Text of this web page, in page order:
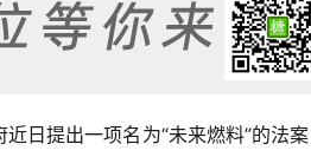
日提出一项名为“未来燃料”的法